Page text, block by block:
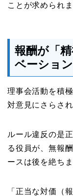
ことが求められま
報酬が「
ベーショ
理事会活動を積
対意見にさらさ
ルール違反の是
る役員が、無報
ースは後を絶ちま
「正当な対価（